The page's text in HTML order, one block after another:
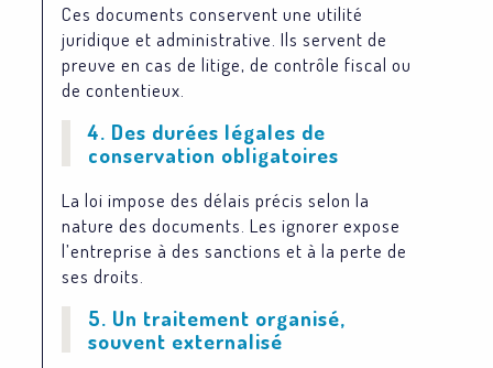
Ces documents conservent une utilité
juridique et administrative. Ils servent de
preuve en cas de litige, de contrôle fiscal ou
de contentieux.
4. Des durées légales de
conservation obligatoires
La loi impose des délais précis selon la
nature des documents. Les ignorer expose
l’entreprise à des sanctions et à la perte de
ses droits.
5. Un traitement organisé,
souvent externalisé